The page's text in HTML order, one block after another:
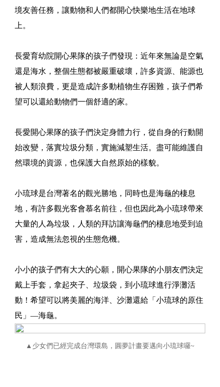
境友善任務，讓動物和人們都開心快樂地生活在地球
上。
長愛育幼院開心果隊的孩子們發現：近年來無論是空氣
還是海水，整個生態都被嚴重破壞，許多資源、能源也
被人類浪費，更是造成許多動植物生存困難，孩子們希
望可以還給動物們一個舒適的家。
長愛開心果隊的孩子們決定身體力行，從自身的行動開
始改變，落實垃圾分類，實施減塑生活。盡可能維護自
然環境的資源，也保護大自然原始的樣貌。
小琉球是台灣著名的觀光勝地，同時也是海龜的棲息
地，有許多觀光客會慕名前往，但也因此為小琉球帶來
大量的人為垃圾，人類的拜訪讓海龜們的棲息地受到迫
害，造成無法忽視的生態危機。
小小的孩子們有大大的心願，開心果隊的小朋友們決定
戴上手套，拿起夾子、垃圾袋，到小琉球進行淨灘活
動！希望可以將美麗的海洋、沙灘還給「小琉球的原住
民」—海龜。
▲少女們已經完成台灣環島，圓夢計畫要邁向小琉球囉~